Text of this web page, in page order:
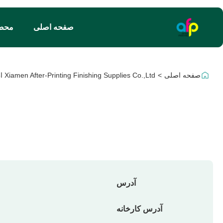
صفحه اصلی
صفحه اصلی > Xiamen After-Printing Finishing Supplies Co.,Ltd اطلاعات تماس
آدرس
آدرس کارخانه